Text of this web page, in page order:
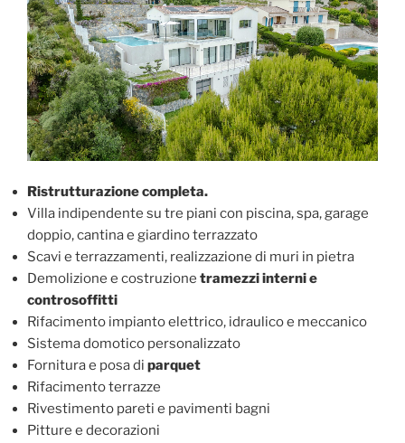
Ristrutturazione completa.
Villa indipendente su tre piani con piscina, spa, garage
doppio, cantina e giardino terrazzato
Scavi e terrazzamenti, realizzazione di muri in pietra
Demolizione e costruzione tramezzi interni e
controsoffitti
Rifacimento impianto elettrico, idraulico e meccanico
Sistema domotico personalizzato
Fornitura e posa di parquet
Rifacimento terrazze
Rivestimento pareti e pavimenti bagni
Pitture e decorazioni